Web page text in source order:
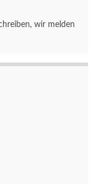
wir melden